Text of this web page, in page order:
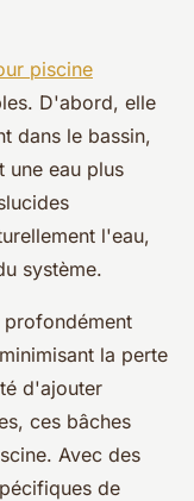
piscine
D'abord, elle
dans le bassin,
une eau plus
l'eau,
système.
la perte
d'ajouter
ces bâches
Avec des
de